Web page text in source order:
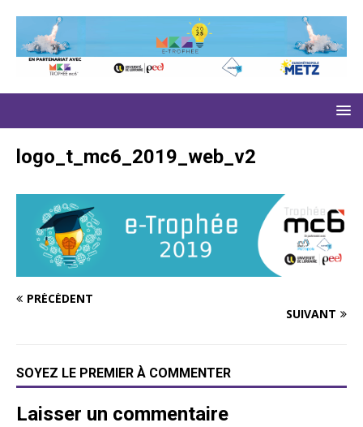
logo_t_mc6_2019_web_v2
PRÉCÉDENT
SUIVANT
SOYEZ LE PREMIER À COMMENTER
Laisser un commentaire